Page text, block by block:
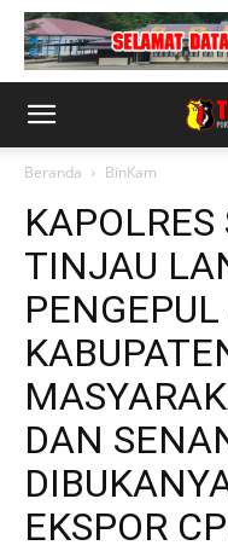
Beranda BinKam
TINJAU
DAN
EKSPOR